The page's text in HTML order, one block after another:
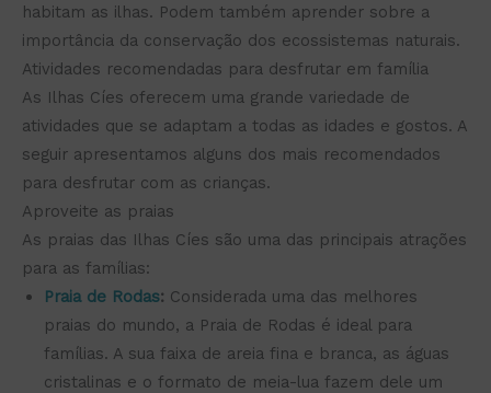
habitam as ilhas. Podem também aprender sobre a
importância da conservação dos ecossistemas naturais.
Atividades recomendadas para desfrutar em família
As Ilhas Cíes oferecem uma grande variedade de
atividades que se adaptam a todas as idades e gostos. A
seguir apresentamos alguns dos mais recomendados
para desfrutar com as crianças.
Aproveite as praias
As praias das Ilhas Cíes são uma das principais atrações
para as famílias:
Praia de Rodas: Considerada uma das melhores
praias do mundo, a Praia de Rodas é ideal para
famílias. A sua faixa de areia fina e branca, as águas
cristalinas e o formato de meia-lua fazem dele um